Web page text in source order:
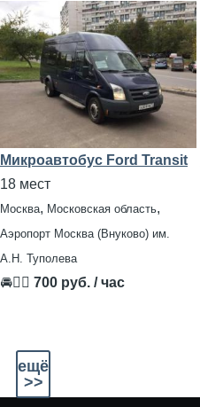
Микроавтобус Ford Transit
18 мест
Москва, Московская область,
Аэропорт Москва (Внуково) им.
А.Н. Туполева
🚘👨‍✈ 700 руб. / час
ещё
>>